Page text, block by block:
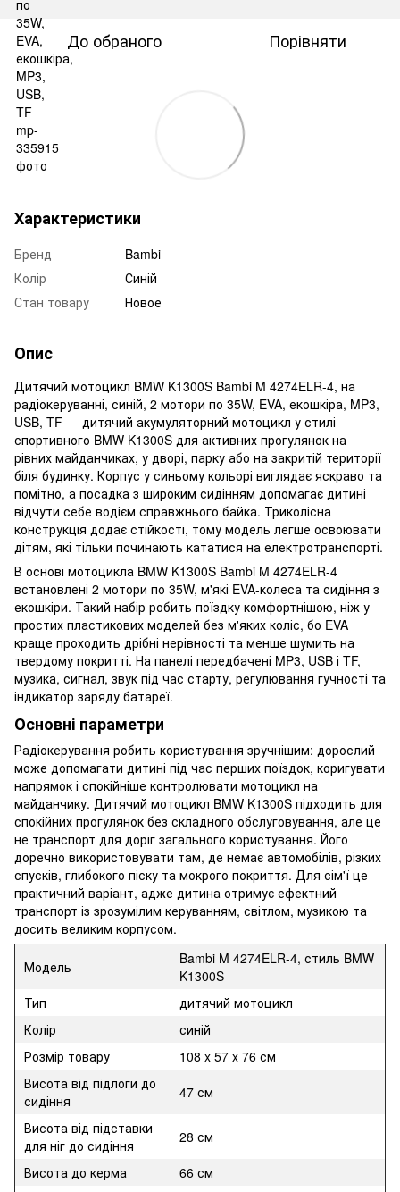
До обраного Порівняти
Характеристики
Бренд
Bambi
Колір
Синій
Стан товару
Новое
Опис
Дитячий мотоцикл BMW K1300S Bambi M 4274ELR-4, на
радіокеруванні, синій, 2 мотори по 35W, EVA, екошкіра, MP3,
USB, TF — дитячий акумуляторний мотоцикл у стилі
спортивного BMW K1300S для активних прогулянок на
рівних майданчиках, у дворі, парку або на закритій території
біля будинку. Корпус у синьому кольорі виглядає яскраво та
помітно, а посадка з широким сидінням допомагає дитині
відчути себе водієм справжнього байка. Триколісна
конструкція додає стійкості, тому модель легше освоювати
дітям, які тільки починають кататися на електротранспорті.
В основі мотоцикла BMW K1300S Bambi M 4274ELR-4
встановлені 2 мотори по 35W, м'які EVA-колеса та сидіння з
екошкіри. Такий набір робить поїздку комфортнішою, ніж у
простих пластикових моделей без м'яких коліс, бо EVA
краще проходить дрібні нерівності та менше шумить на
твердому покритті. На панелі передбачені MP3, USB і TF,
музика, сигнал, звук під час старту, регулювання гучності та
індикатор заряду батареї.
Основні параметри
Радіокерування робить користування зручнішим: дорослий
може допомагати дитині під час перших поїздок, коригувати
напрямок і спокійніше контролювати мотоцикл на
майданчику. Дитячий мотоцикл BMW K1300S підходить для
спокійних прогулянок без складного обслуговування, але це
не транспорт для доріг загального користування. Його
доречно використовувати там, де немає автомобілів, різких
спусків, глибокого піску та мокрого покриття. Для сім'ї це
практичний варіант, адже дитина отримує ефектний
транспорт із зрозумілим керуванням, світлом, музикою та
досить великим корпусом.
Модель
Bambi M 4274ELR-4, стиль BMW
K1300S
Тип
дитячий мотоцикл
Колір
синій
Розмір товару
108 x 57 x 76 см
Висота від підлоги до
сидіння
47 см
Висота від підставки
для ніг до сидіння
28 см
Висота до керма
66 см